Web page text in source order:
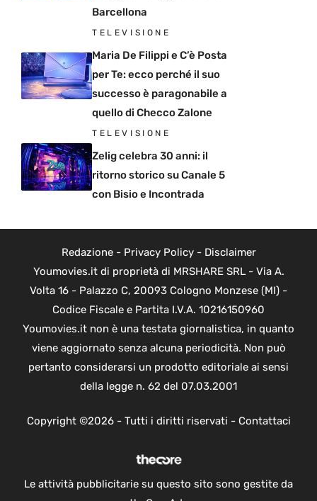
Barcellona
TELEVISIONE
Maria De Filippi e C’è Posta
per Te: ecco perché il suo
successo è paragonabile a
quello di Checco Zalone
TELEVISIONE
Zelig celebra 30 anni: il
ritorno storico su Canale 5
con Bisio e Incontrada
Redazione- Privacy Policy- Disclaimer
Youmovies.it di proprietà di MRSHARE SRL - Via A.
Volta 16 - Palazzo C, 20093 Cologno Monzese (MI) -
Codice Fiscale e Partita I.V.A. 10216150960
Youmovies.it non è una testata giornalistica, in quanto
viene aggiornato senza alcuna periodicità. Non può
pertanto considerarsi un prodotto editoriale ai sensi
della legge n. 62 del 07.03.2001
Copyright ©2026 - Tutti i diritti riservati - Contattaci
Le attività pubblicitarie su questo sito sono gestite da